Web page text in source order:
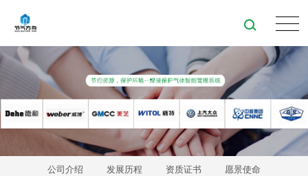
公司介绍 发展历程 资质证书 愿景使命